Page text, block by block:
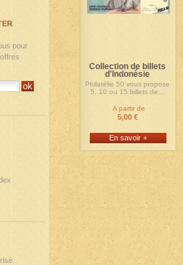
Collection de billets
d'Indonésie
Philatélie 50 vous propose
5, 10 ou 15 billets de...
A partir de
5,00 €
En savoir +
pour